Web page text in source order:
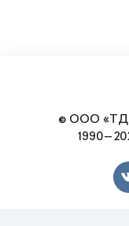
© ООО «ТД